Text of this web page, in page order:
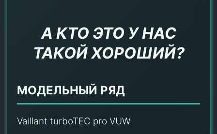
А КТО ЭТО У НАС
ТАКОЙ ХОРОШИЙ?
МОДЕЛЬНЫЙ РЯД
Vaillant turboTEC pro VUW